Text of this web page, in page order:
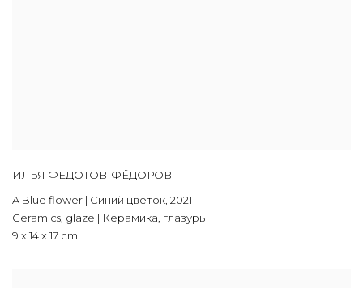
ИЛЬЯ ФЕДОТОВ-ФЁДОРОВ
A Blue flower | Синий цветок, 2021
Ceramics, glaze | Керамика, глазурь
9 х 14 х 17 cm